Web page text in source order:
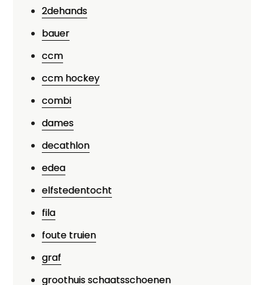
2dehands
bauer
ccm
ccm hockey
combi
dames
decathlon
edea
elfstedentocht
fila
foute truien
graf
groothuis schaatsschoenen